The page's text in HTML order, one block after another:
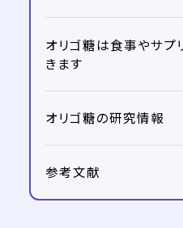
オリゴ糖は食事やサプ
きます
オリゴ糖の研究情報
参考文献